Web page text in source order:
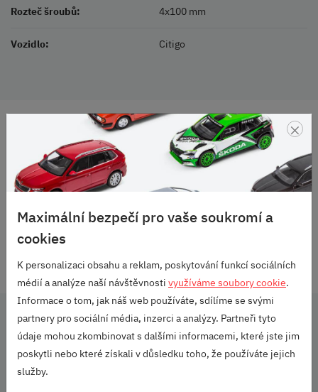
Rozteč šroubů: 4x100 mm
Vozidlo: Citigo
DOPRAVA ZDARMA
OD 2500 KČ
VELKÝ VÝBĚR
ZNAČEK
RODINNÁ FIRMA
S DLOUHOU TRADICÍ
HEUREKA.CZ/ZBOZI.CZ
Související produkty
×
Maximální bezpečí pro vaše soukromí a
cookies
K personalizaci obsahu a reklam, poskytování funkcí sociálních
médií a analýze naší návštěvnosti využíváme soubory cookie.
Informace o tom, jak náš web používáte, sdílíme se svými
partnery pro sociální média, inzerci a analýzy. Partneři tyto
údaje mohou zkombinovat s dalšími informacemi, které jste jim
poskytli nebo které získali v důsledku toho, že používáte jejich
služby.